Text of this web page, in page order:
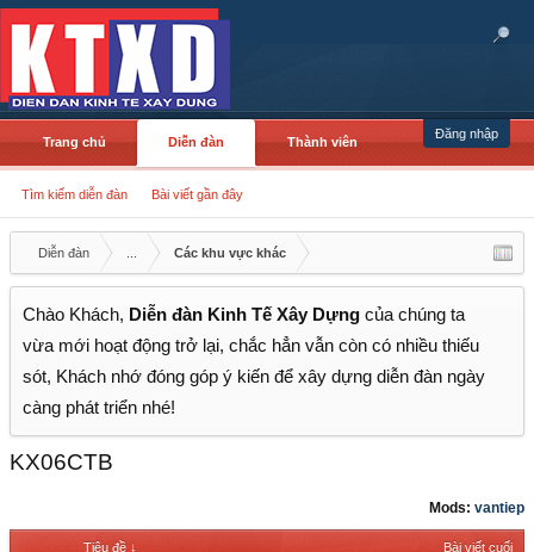
Đăng nhập
Trang chủ Diễn đàn
Tìm kiếm diễn đàn Bài viết gần đây
Thành viên
Diễn đàn Các khu vực khác
Chào Khách, Diễn đàn Kinh Tế Xây Dựng của chúng ta
vừa mới hoạt động trở lại, chắc hẳn vẫn còn có nhiều thiếu
sót, Khách nhớ đóng góp ý kiến để xây dựng diễn đàn ngày
càng phát triển nhé!
KX06CTB
Mods: vantiep
Tiêu đề ↓ Bài viết cuối